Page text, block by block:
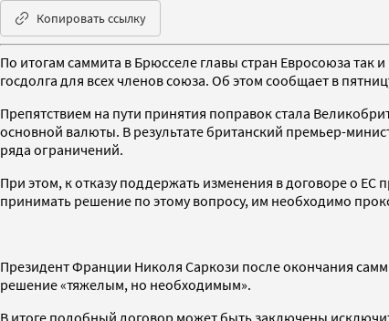
Копировать ссылку
По итогам саммита в Брюсселе главы стран Евросоюза
госдолга для всех членов союза. Об этом сообщает в
Препятствием на пути принятия поправок стала
основной валюты. В результате британский премьер-
ряда ограничений.
При этом, к отказу поддержать изменения в договоре о
принимать решение по этому вопросу, им необходимо
Президент Франции Николя Саркози после окончания
решение «тяжелым, но необходимым».
В итоге подобный договор может быть заключены